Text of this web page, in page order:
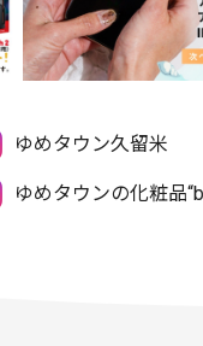
ゆめタウン久留米
ゆめタウンの化粧品